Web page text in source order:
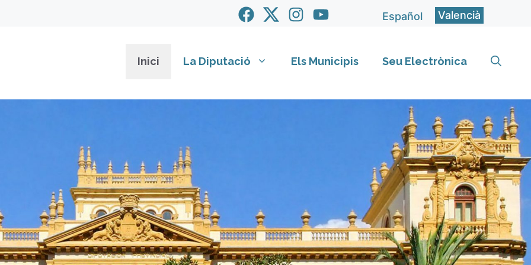
Español Valencià
Inici La Diputació Els Municipis Seu Electrònica